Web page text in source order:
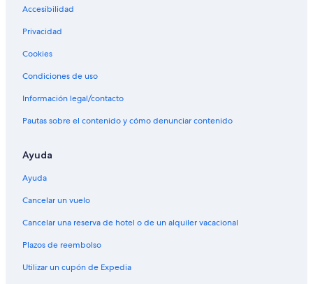
Accesibilidad
Privacidad
Cookies
Condiciones de uso
Información legal/contacto
Pautas sobre el contenido y cómo denunciar contenido
Ayuda
Ayuda
Cancelar un vuelo
Cancelar una reserva de hotel o de un alquiler vacacional
Plazos de reembolso
Utilizar un cupón de Expedia